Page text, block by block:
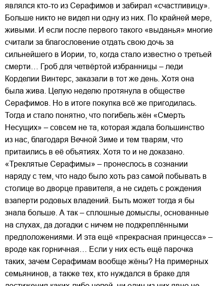
являлся кто-то из Серафимов и забирал «счастливицу».
Больше никто не видел ни одну из них. По крайней мере,
живыми. И если после первого такого «выданья» многие
считали за благословение отдать свою дочь за
сильнейшего в Иории, то, когда стало известно о третьей
смерти… Гроб для четвёртой избранницы – леди
Корделии Винтерс, заказали в тот же день. Хотя она
была жива. Целую неделю протянула в обществе
Серафимов. Но в итоге покупка всё же пригодилась.
Тогда и стало понятно, что погибель жён «Смерть
Несущих» – совсем не та, которая ждала большинство
из нас, благодаря Вечной Зиме и тем тварям, что
притаились в её объятиях. Хотя то и не доказано.
«Треклятые Серафимы» – пронеслось в сознании
наряду с тем, что надо было хоть раз самой побывать в
столице во дворце правителя, а не сидеть с рождения
взаперти родовых владений. Быть может тогда я бы
знала больше. А так – сплошные домыслы, основанные
на слухах, да догадки с ничем не подкреплёнными
предположениями. И эта ещё «прекрасная принцесса» –
вроде как горничная… Если у них есть ещё парочка
таких, зачем Серафимам вообще жёны? На примерных
семьянинов, а также тех, кто нуждался в браке для